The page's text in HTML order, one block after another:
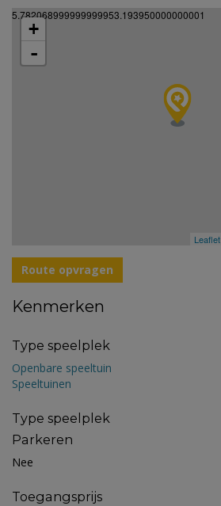
5.782068999999999953.193950000000001
+
-
Leaflet
Route opvragen
Kenmerken
Type speelplek
Openbare speeltuin
Speeltuinen
Type speelplek
Parkeren
Nee
Toegangsprijs